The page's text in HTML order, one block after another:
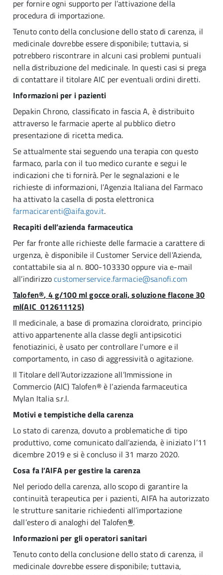
per fornire ogni supporto per l’attivazione della
procedura di importazione.
Tenuto conto della conclusione dello stato di carenza, il
medicinale dovrebbe essere disponibile; tuttavia, si
potrebbero riscontrare in alcuni casi problemi puntuali
nella distribuzione del medicinale. In questi casi si prega
di contattare il titolare AIC per eventuali ordini diretti.
Informazioni per i pazienti
Depakin Chrono, classificato in fascia A, è distribuito
attraverso le farmacie aperte al pubblico dietro
presentazione di ricetta medica.
Se attualmente stai seguendo una terapia con questo
farmaco, parla con il tuo medico curante e segui le
indicazioni che ti fornirà. Per le segnalazioni e le
richieste di informazioni, l’Agenzia Italiana del Farmaco
ha attivato la casella di posta elettronica
farmacicarenti@aifa.gov.it.
Recapiti dell’azienda farmaceutica
Per far fronte alle richieste delle farmacie a carattere di
urgenza, è disponibile il Customer Service dell’Azienda,
contattabile sia al n. 800-103330 oppure via e-mail
all’indirizzocustomerservice.farmacie@sanofi.com
Talofen®, 4 g/100 ml gocce orali, soluzione flacone 30
ml(AIC 012611125)
Il medicinale, a base di promazina cloroidrato, principio
attivo appartenente alla classe degli antipsicotici
fenotiazinici, è usato per controllare l'umore e il
comportamento, in caso di aggressività o agitazione.
Il Titolare dell’Autorizzazione all’Immissione in
Commercio (AIC) Talofen® è l’azienda farmaceutica
Mylan Italia s.r.l.
Motivi e tempistiche della carenza
Lo stato di carenza, dovuto a problematiche di tipo
produttivo, come comunicato dall’azienda, è iniziato l’11
dicembre 2019 e si è concluso il 31 marzo 2020.
Cosa fa l’AIFA per gestire la carenza
Nel periodo della carenza, allo scopo di garantire la
continuità terapeutica per i pazienti, AIFA ha autorizzato
le strutture sanitarie richiedenti all’importazione
dall’estero di analoghi del Talofen®.
Informazioni per gli operatori sanitari
Tenuto conto della conclusione dello stato di carenza, il
medicinale dovrebbe essere disponibile; tuttavia,